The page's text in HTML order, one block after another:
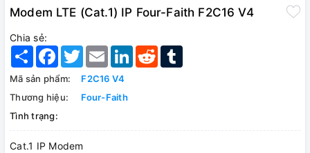
Modem LTE (Cat.1) IP Four-Faith F2C16 V4
Chia sẻ:
Share Facebook
TwitterEmail LinkedInReddit
Mã sản phẩm:
F2C16 V4
Thương hiệu:
Four-Faith
Tình trạng:
Cat.1 IP Modem